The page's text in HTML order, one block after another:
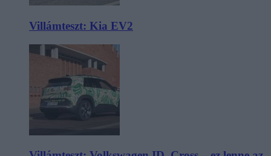
Villámteszt: Kia EV2